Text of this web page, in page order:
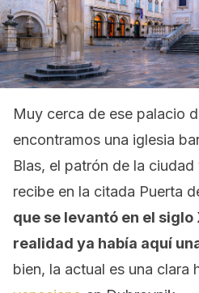
Muy cerca de ese palacio
encontramos una iglesia
Blas, el patrón de la
recibe en la citada Puerta
que se levantó en el siglo
realidad ya había aquí
bien, la actual es una clara